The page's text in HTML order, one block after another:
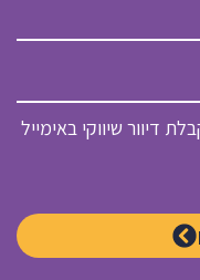
דיוור שיווקי באימייל